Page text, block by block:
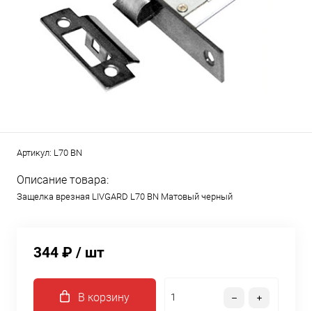
Артикул: L70 BN
Описание товара:
Защелка врезная LIVGARD L70 BN Матовый черный
344 ₽ / шт
В корзину